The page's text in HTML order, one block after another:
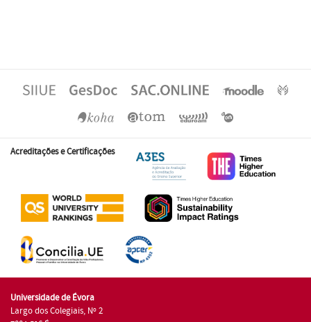
Acreditações e Certificações
Universidade de Évora
Largo dos Colegiais, Nº 2